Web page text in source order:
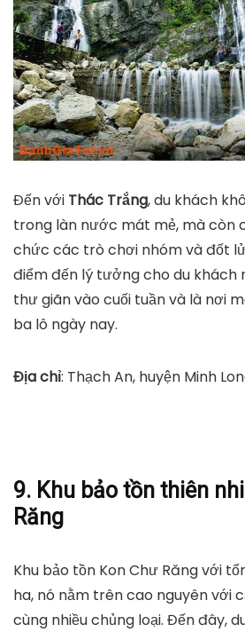
Đến với Thác Trắng, du khách
trong làn nước mát mẻ, mà còn
chức các trò chơi nhóm và đốt
điểm đến lý tưởng cho du khách
thư giãn vào cuối tuần và là nơi
ba lô ngày nay.
Địa chỉ: Thạch An, huyện Minh
9. Khu bảo tồn thiên
Răng
Khu bảo tồn Kon Chư Răng với
ha, nó nằm trên cao nguyên với
cùng nhiều chủng loại. Đến đây,